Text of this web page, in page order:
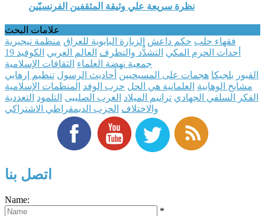
نظرة سريعة علي وثيقة المثقفين الفرنسيّين
علامات البحث
فقهاء حلب حكم داعش الزيارة البابوية للعراق منظمة نيجيرية
أحداث الحرم المكي التشدُّد والتطرف العالم العربي الكوفيد 19
جمعية نهضة العلماء الثقافات الإسلامية
القبور بلجيكا هجمات على المسيحيين أحاديث الرسول تنظيم إرهابي
مشايخ الوهابية العلمانية هي الحل حزب الوفد المنظمات الإسلامية
الفكر السلفي الجهادي ترانيم الميلاد الغرب الصليبى التلمود التعددية
والاختلاف الحزب الديمقراطي الاشتراكي
اتصل بنا
Name:
*